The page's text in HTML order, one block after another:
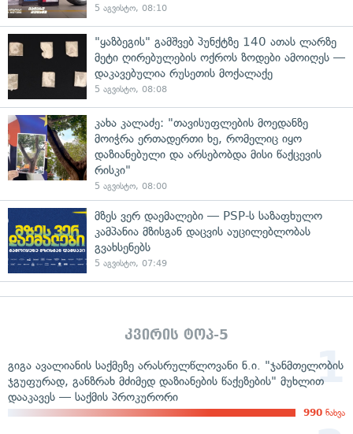
5 აგვისტო, 08:10
"ყაზბეგის" გამშვებ პუნქტზე 140 ათას ლარზე
მეტი ღირებულების ოქროს ზოდები ამოიღეს —
დაკავებულია რუსეთის მოქალაქე
5 აგვისტო, 08:08
კახა კალაძე: "თავისუფლების მოედანზე
მოიჭრა ერთადერთი ხე, რომელიც იყო
დაზიანებული და არსებობდა მისი წაქცევის
რისკი"
5 აგვისტო, 08:00
მზეს ვერ დაემალები — PSP-ს საზაფხულო
კამპანია მზისგან დაცვის აუცილებლობას
გვახსენებს
5 აგვისტო, 07:49
კვირის ტოპ-5
გიგა ავალიანის საქმეზე არასრულწლოვანი ნ.ი. "ჯანმთელობის
ჯგუფურად, განზრახ მძიმედ დაზიანების წაქეზების" მუხლით
დააკავეს — საქმის პროკურორი
990 ნახვა